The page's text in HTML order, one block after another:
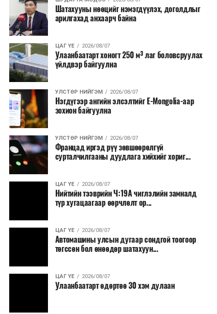
тушаалтны томилолтоос бусад гадаад
томилолт, гадаадын зочин хүлээн авах зардал;
Зайлшгүй шаардлагагүй тоног төхөөрөмж,
тавилга, автомашин худалдан авах;
Батлан хамгаалах, хууль зүйн салбараас бусад
сургалт, дадлага;
Хуулиар заавал мэдээлэхээс бусад кино,
контент, хэвлэлийн зардал;
Заавал олгохоос бусад тэтгэмж, урамшуулал.
Санхүүгийн хэмнэлтийн горимыг 2026 оны
арванхоёрдугаар сарын 31 хүртэл мөрдөнө. Харин
эрүүл мэндийн салбар уг хэмнэлтийн горимд
хамрагдахгүй бөгөөд цэцэрлэг, сургуулийн хүүхдийн
эрт илрүүлэг, вакцинжуулалт, томуу, томуу төст
өвчний эсрэг арга хэмжээ зэрэг зайлшгүй
үргэлжилнэ гэж Ерөнхий сайд Н.Учрал онцоллоо.
Мөн бүх шатны төсвийн ерөнхийлөн захирагч нарт
салбар бүрдээ урсгал зардлыг 20 хувиар бууруулах,
нөхөн томилгоо хийхгүй байх, аялал, амралт, зугаалга,
хамт олны урлаг, спортын арга хэмжээг зохион
байгуулахгүй байх, төрийн албанд шинэ орон тоо бий
Шатахууны нөөцийг нэмэгдүүлэх, доголдлыг
арилгахад анхаарч байна
ЦАГ ҮЕ 2026/08/07
Улаанбаатарт хоногт 250 м³ лаг боловсруулах
үйлдвэр байгуулна
УЛСТӨР НИЙГЭМ 2026/08/07
Нэгдүгээр ангийн элсэлтийг E-Mongolia-аар
зохион байгуулна
УЛСТӨР НИЙГЭМ 2026/08/07
Францад иргэд рүү зөвшөөрөлгүй
сурталчилгааны дуудлага хийхийг хориг...
ЦАГ ҮЕ 2026/08/07
Нийтийн тээврийн Ч:19А чиглэлийн замналд
түр хугацаагаар өөрчлөлт ор...
ЦАГ ҮЕ 2026/08/07
Автомашины улсын дугаар сондгой тоогоор
төгссөн бол өнөөдөр шатахуун...
ЦАГ ҮЕ 2026/08/07
Улаанбаатарт өдөртөө 30 хэм дулаан